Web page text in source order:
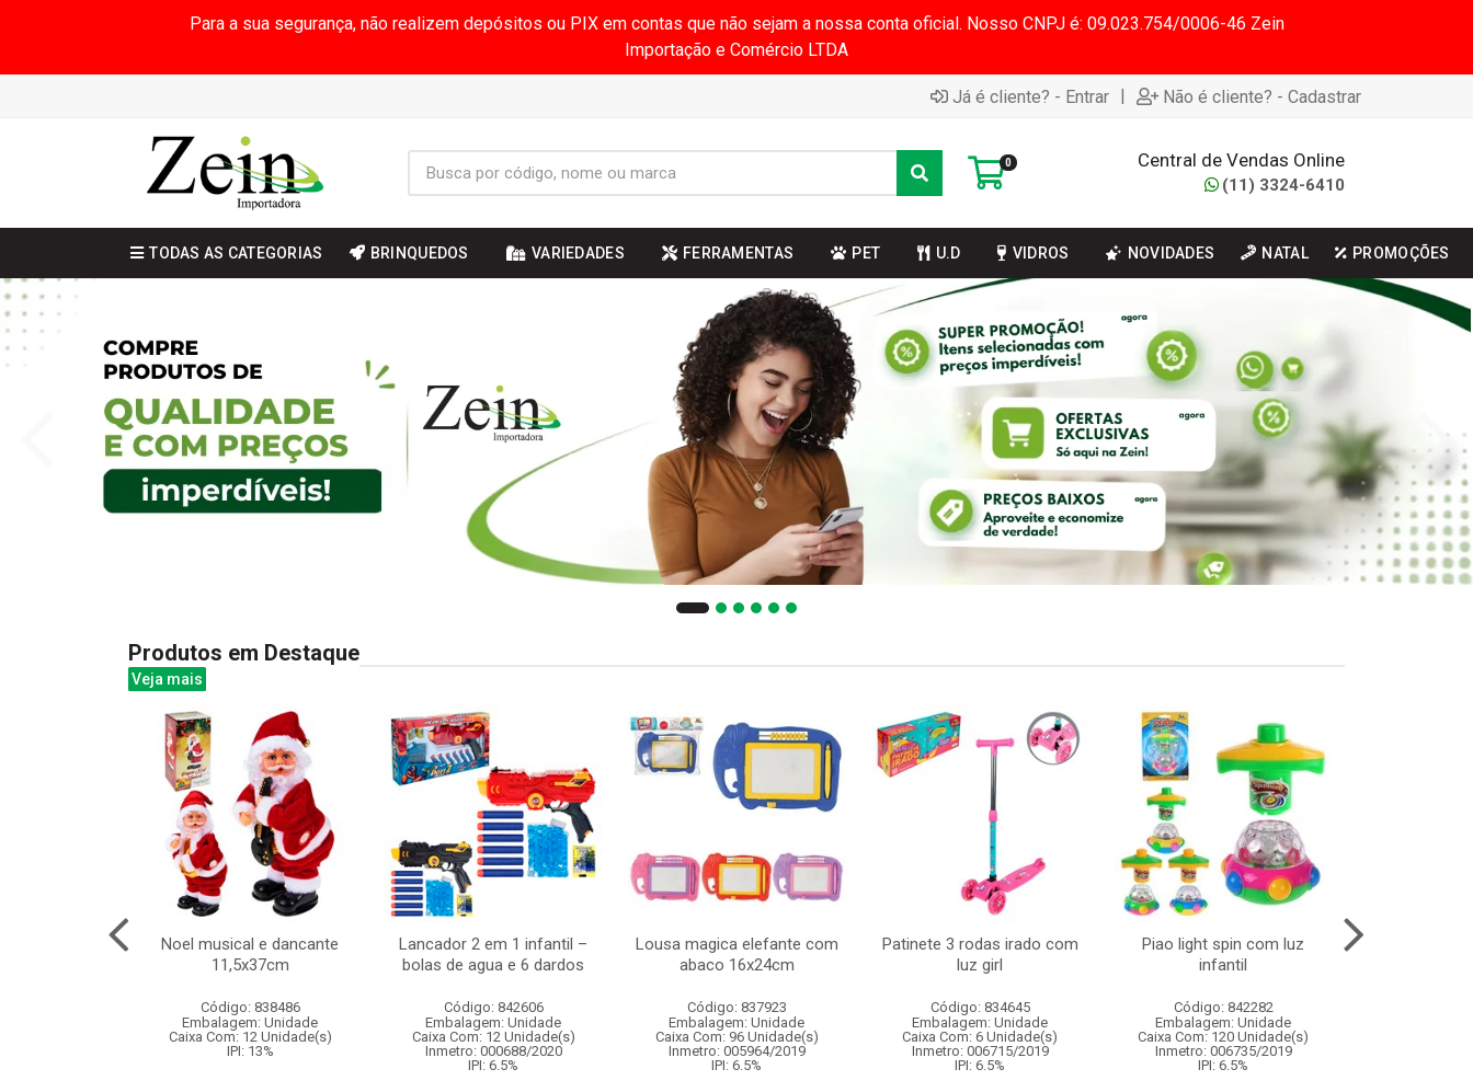
Para a sua segurança, não realizem depósitos ou PIX em contas que não sejam a nossa conta oficial. Nosso CNPJ é: 09.023.754/0006-46 Zein
Importação e Comércio LTDA
Já é cliente? - Entrar | Não é cliente? - Cadastrar
0 Central de Vendas Online
(11) 3324-6410
TODAS AS CATEGORIAS BRINQUEDOS VARIEDADES FERRAMENTAS PET U.D VIDROS NOVIDADES NATAL PROMOÇÕES
Produtos em Destaque
Veja mais
Noel musical e dancante
11,5x37cm
Código: 838486
Embalagem: Unidade
Caixa Com: 12 Unidade(s)
IPI: 13%
Lancador 2 em 1 infantil –
bolas de agua e 6 dardos
Código: 842606
Embalagem: Unidade
Caixa Com: 12 Unidade(s)
Inmetro: 000688/2020
IPI: 6.5%
Lousa magica elefante com
abaco 16x24cm
Código: 837923
Embalagem: Unidade
Caixa Com: 96 Unidade(s)
Inmetro: 005964/2019
IPI: 6.5%
Patinete 3 rodas irado com
luz girl
Código: 834645
Embalagem: Unidade
Caixa Com: 6 Unidade(s)
Inmetro: 006715/2019
IPI: 6.5%
Piao light spin com luz
infantil
Código: 842282
Embalagem: Unidade
Caixa Com: 120 Unidade(s)
Inmetro: 006735/2019
IPI: 6.5%